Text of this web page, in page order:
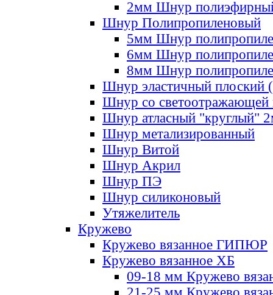
2мм Шнур
Шнур Полипропиленовый
5мм Шнур
6мм Шнур
8мм Шнур
Шнур эластичный плоский
Шнур со светоотражающей
Шнур атласный "круглый"
Шнур метализированный
Шнур Витой
Шнур Акрил
Шнур ПЭ
Шнур силиконовый
Утяжелитель
Кружево
Кружево вязанное ГИПЮР
Кружево вязанное ХБ
09-18 мм Кружево